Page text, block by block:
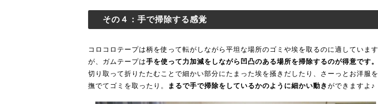
その４：手で掃除する感覚
コロコロテープは柄を使って転がしながら平坦な場所のゴミや埃を取るのに適しています
が、ガムテープは手を使って力加減をしながら凹凸のある場所を掃除するのが得意です。
切り取って折りたたむことで細かい部分にたまった埃を掻きだしたり、さーっとお洋服を
撫でてゴミを取ったり。
まるで手で掃除をしているかのように細かい動きができますよ♪